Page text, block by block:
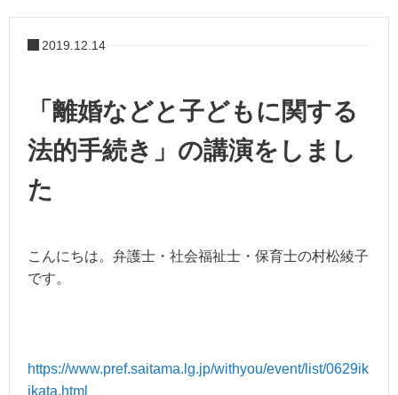
2019.12.14
「離婚などと子どもに関する
法的手続き」の講演をしまし
た
こんにちは。弁護士・社会福祉士・保育士の村松綾子
です。
https://www.pref.saitama.lg.jp/withyou/event/list/0629ik
ikata.html